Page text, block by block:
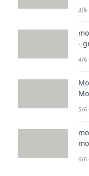
3/6
-
4/6
5/6
6/6